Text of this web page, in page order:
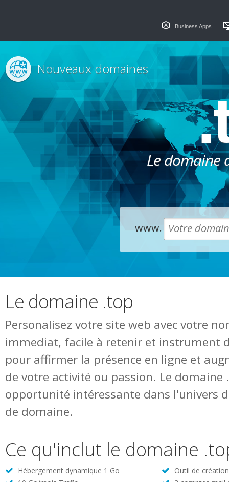
Business Apps
Le domaine
Nouveaux domaines
www.
Le domaine .top
Personalisez votre site web avec votre
immediat, facile à retenir et instrument
pour affirmer la présence en ligne et
de votre activité ou passion. Le
opportunité intéressante dans l'univers
de domaine.
Ce qu'inclut le domaine
Hébergement dynamique 1 Go
Outil de